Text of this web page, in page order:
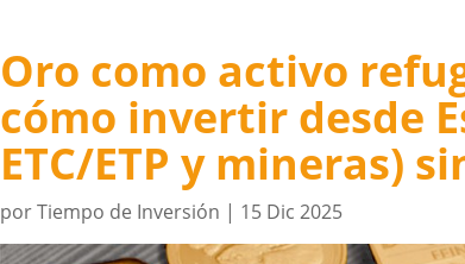
Oro como activo
cómo invertir desde
ETC/ETP y mineras)
porTiempo de Inversión | 15 Dic 2025